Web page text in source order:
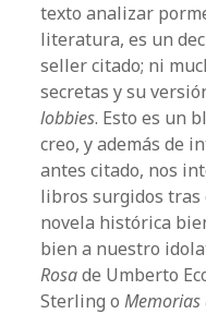
texto analizar
literatura, es un
seller citado; ni
secretas y su
lobbies. Esto es un
creo, y además de
antes citado, nos
libros surgidos tras
novela histórica
bien a nuestro
Rosade Umberto
Sterling oMemorias